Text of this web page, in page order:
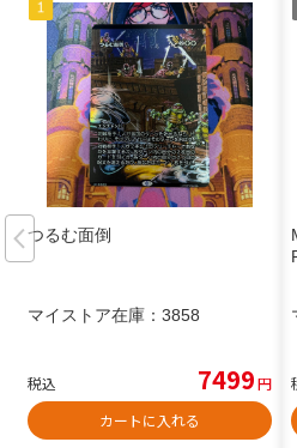
つるむ面倒
マイストア在庫： 3858
税込 7499円
カートに入れる